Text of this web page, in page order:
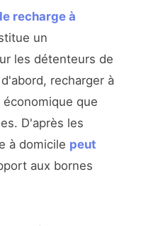
recharge à
un
les détenteurs de
recharger à
que
D'après les
à domicile peut
aux bornes